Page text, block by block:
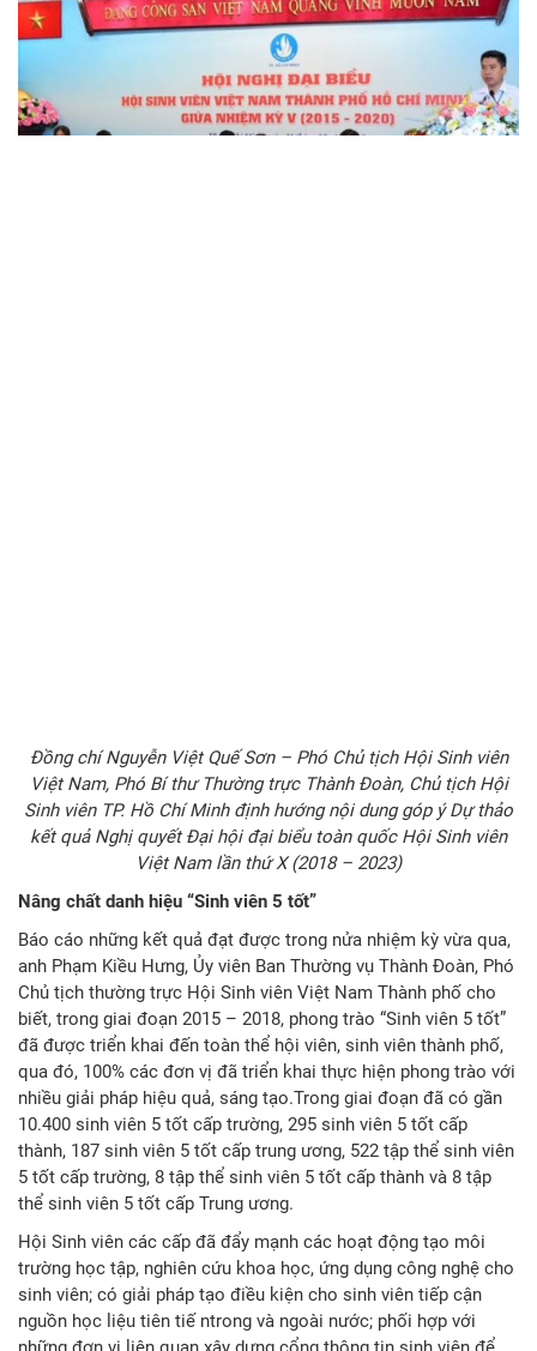
Đồng chí Nguyễn Việt Quế Sơn – Phó Chủ tịch Hội Sinh viên
Việt Nam, Phó Bí thư Thường trực Thành Đoàn, Chủ tịch Hội
Sinh viên TP. Hồ Chí Minh định hướng nội dung góp ý Dự thảo
kết quả Nghị quyết Đại hội đại biểu toàn quốc Hội Sinh viên
Việt Nam lần thứ X (2018 – 2023)
Nâng chất danh hiệu “Sinh viên 5 tốt”
Báo cáo những kết quả đạt được trong nửa nhiệm kỳ vừa qua,
anh Phạm Kiều Hưng, Ủy viên Ban Thường vụ Thành Đoàn, Phó
Chủ tịch thường trực Hội Sinh viên Việt Nam Thành phố cho
biết, trong giai đoạn 2015 – 2018, phong trào “Sinh viên 5 tốt”
đã được triển khai đến toàn thể hội viên, sinh viên thành phố,
qua đó, 100% các đơn vị đã triển khai thực hiện phong trào với
nhiều giải pháp hiệu quả, sáng tạo.Trong giai đoạn đã có gần
10.400 sinh viên 5 tốt cấp trường, 295 sinh viên 5 tốt cấp
thành, 187 sinh viên 5 tốt cấp trung ương, 522 tập thể sinh viên
5 tốt cấp trường, 8 tập thể sinh viên 5 tốt cấp thành và 8 tập
thể sinh viên 5 tốt cấp Trung ương.
Hội Sinh viên các cấp đã đẩy mạnh các hoạt động tạo môi
trường học tập, nghiên cứu khoa học, ứng dụng công nghệ cho
sinh viên; có giải pháp tạo điều kiện cho sinh viên tiếp cận
nguồn học liệu tiên tiế ntrong và ngoài nước; phối hợp với